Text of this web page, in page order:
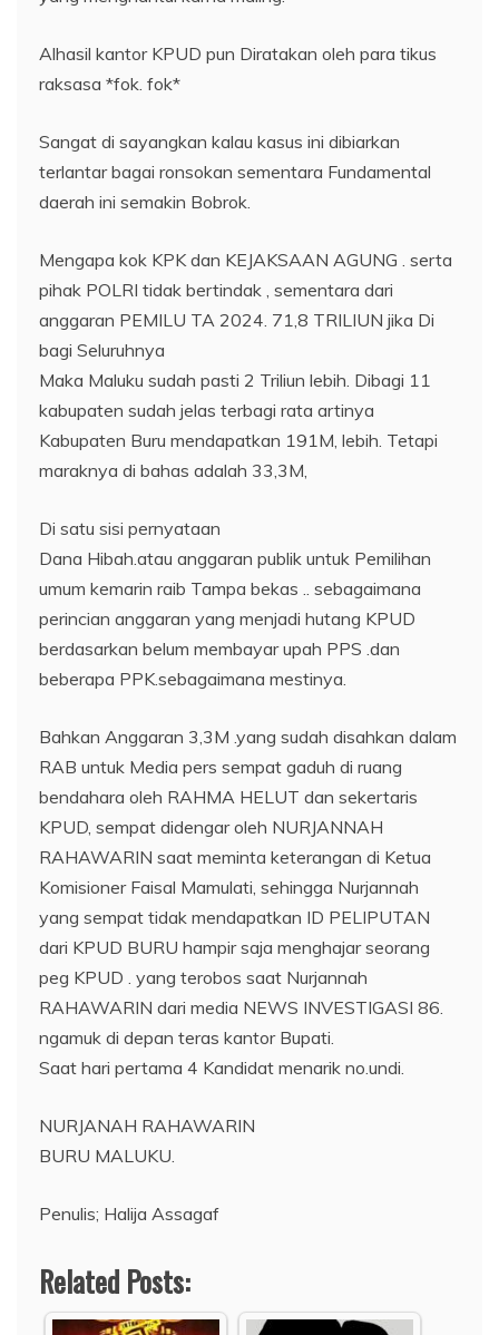
Alhasil kantor KPUD pun Diratakan oleh para tikus
raksasa *fok. fok*
Sangat di sayangkan kalau kasus ini dibiarkan
terlantar bagai ronsokan sementara Fundamental
daerah ini semakin Bobrok.
Mengapa kok KPK dan KEJAKSAAN AGUNG . serta
pihak POLRI tidak bertindak , sementara dari
anggaran PEMILU TA 2024. 71,8 TRILIUN jika Di
bagi Seluruhnya
Maka Maluku sudah pasti 2 Triliun lebih. Dibagi 11
kabupaten sudah jelas terbagi rata artinya
Kabupaten Buru mendapatkan 191M, lebih. Tetapi
maraknya di bahas adalah 33,3M,
Di satu sisi pernyataan
Dana Hibah.atau anggaran publik untuk Pemilihan
umum kemarin raib Tampa bekas .. sebagaimana
perincian anggaran yang menjadi hutang KPUD
berdasarkan belum membayar upah PPS .dan
beberapa PPK.sebagaimana mestinya.
Bahkan Anggaran 3,3M .yang sudah disahkan dalam
RAB untuk Media pers sempat gaduh di ruang
bendahara oleh RAHMA HELUT dan sekertaris
KPUD, sempat didengar oleh NURJANNAH
RAHAWARIN saat meminta keterangan di Ketua
Komisioner Faisal Mamulati, sehingga Nurjannah
yang sempat tidak mendapatkan ID PELIPUTAN
dari KPUD BURU hampir saja menghajar seorang
peg KPUD . yang terobos saat Nurjannah
RAHAWARIN dari media NEWS INVESTIGASI 86.
ngamuk di depan teras kantor Bupati.
Saat hari pertama 4 Kandidat menarik no.undi.
NURJANAH RAHAWARIN
BURU MALUKU.
Penulis; Halija Assagaf
Related Posts: